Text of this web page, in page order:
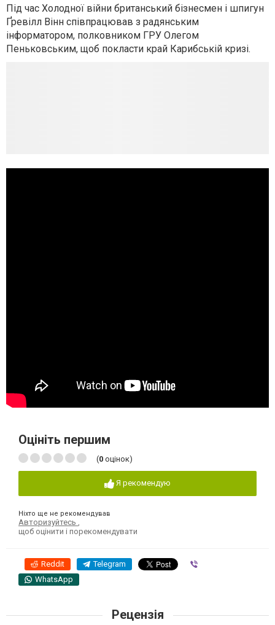
Під час Холодної війни британський бізнесмен і шпигун
Ґревілл Вінн співпрацював з радянським
інформатором, полковником ГРУ Олегом
Пеньковським, щоб покласти край Карибській кризі.
Оцініть першим
(0 оцінок)
Я рекомендую
Ніхто ще не рекомендував
Авторизуйтесь
щоб оцінити і порекомендувати
Reddit Telegram
WhatsApp
Рецензія